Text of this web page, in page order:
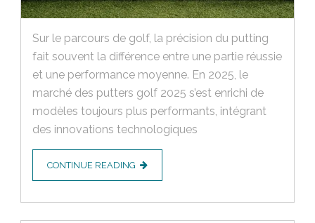
Sur le parcours de golf, la précision du putting
fait souvent la différence entre une partie réussie
et une performance moyenne. En 2025, le
marché des putters golf 2025 s’est enrichi de
modèles toujours plus performants, intégrant
des innovations technologiques
CONTINUE READING